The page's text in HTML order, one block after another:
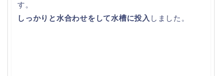
す。
しっかりと水合わせをして水槽に投入 しました。